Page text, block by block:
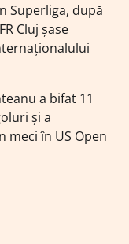
Superliga, după
Cluj șase
a bifat 11
și a
meci în US Open